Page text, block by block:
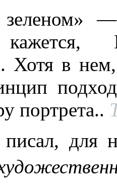
—
кажется,
Хотя в нем,
портрета..
для